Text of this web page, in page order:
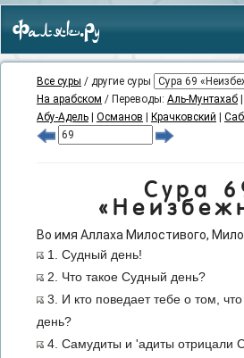
Фаляк.Ру
Все суры / другие суры
На арабском / Переводы: Аль-Мунтахаб
Абу-Адель
Османов Крачковский
Сура
Во имя Аллаха Милостивого,
1. Судный день!
2. Что такое Судный день?
3. И кто поведает тебе о том,
день?
4. Самудиты и 'адиты отрицали